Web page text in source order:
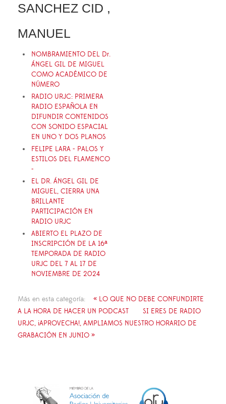
SANCHEZ CID ,
MANUEL
NOMBRAMIENTO DEL Dr.
ÁNGEL GIL DE MIGUEL
COMO ACADÉMICO DE
NÚMERO
RADIO URJC: PRIMERA
RADIO ESPAÑOLA EN
DIFUNDIR CONTENIDOS
CON SONIDO ESPACIAL
EN UNO Y DOS PLANOS
FELIPE LARA - PALOS Y
ESTILOS DEL FLAMENCO
-
EL DR. ÁNGEL GIL DE
MIGUEL, CIERRA UNA
BRILLANTE
PARTICIPACIÓN EN
RADIO URJC
ABIERTO EL PLAZO DE
INSCRIPCIÓN DE LA 16ª
TEMPORADA DE RADIO
URJC DEL 7 AL 17 DE
NOVIEMBRE DE 2024
Más en esta categoría:
« LO QUE NO DEBE CONFUNDIRTE
A LA HORA DE HACER UN PODCAST
SI ERES DE RADIO
URJC, ¡APROVECHA!, AMPLIAMOS NUESTRO HORARIO DE
GRABACIÓN EN JUNIO »